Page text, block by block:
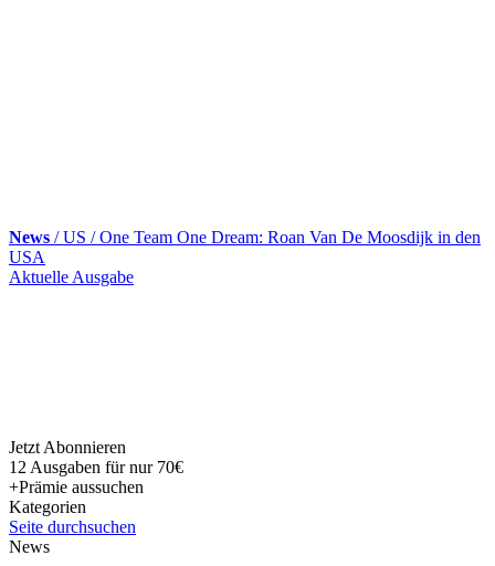
News / US / One Team One Dream: Roan Van De Moosdijk in den
USA
Skip
Aktuelle Ausgabe
Jetzt Abonnieren
12 Ausgaben für nur 70€
+Prämie aussuchen
Kategorien
Seite durchsuchen
News